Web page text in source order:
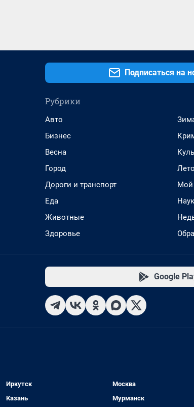
Подписаться на
Рубрики
Авто
Бизнес
Весна
Город
Дороги и транспорт
Еда
Животные
Здоровье
Лето
Мой
Google
Иркутск
Казань
Москва
Мурманск